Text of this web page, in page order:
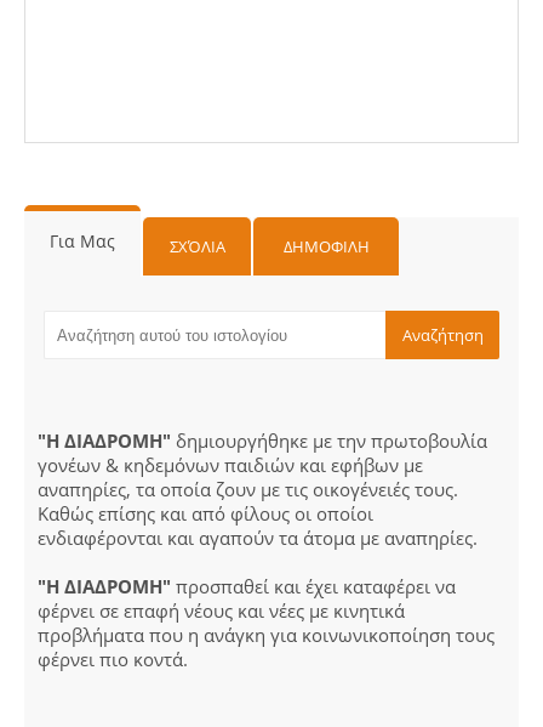
Για Μας ΣΧΌΛΙΑ ΔΗΜΟΦΙΛΗ
"Η ΔΙΑΔΡΟΜΗ" δημιουργήθηκε με την πρωτοβουλία
γονέων & κηδεμόνων παιδιών και εφήβων με
αναπηρίες, τα οποία ζουν με τις οικογένειές τους.
Καθώς επίσης και από φίλους οι οποίοι
ενδιαφέρονται και αγαπούν τα άτομα με αναπηρίες.
"Η ΔΙΑΔΡΟΜΗ" προσπαθεί και έχει καταφέρει να
φέρνει σε επαφή νέους και νέες με κινητικά
προβλήματα που η ανάγκη για κοινωνικοποίηση τους
φέρνει πιο κοντά.